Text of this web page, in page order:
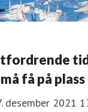
få på
desember 2021